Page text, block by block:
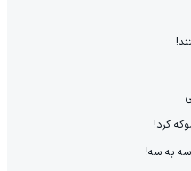
کرد!
سه به سه!